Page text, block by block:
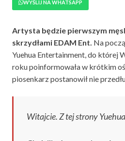
WYŚLIJ NA WHATSAPP
Artysta będzie pierwszym
skrzydłami EDAM Ent. Na
Yuehua Entertainment, do której
roku poinformowała w krótkim
piosenkarz postanowił nie
Witajcie. Z tej strony